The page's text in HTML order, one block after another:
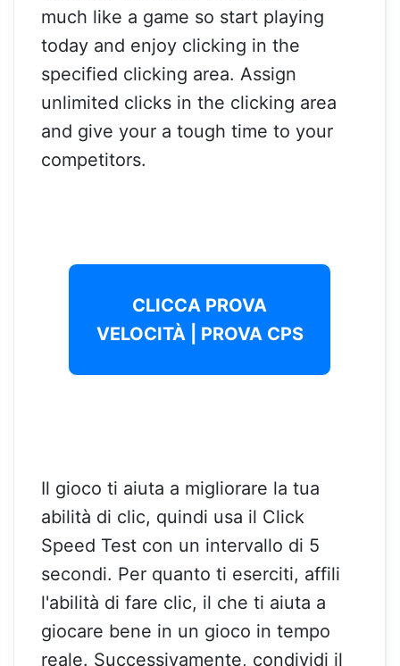
much like a game so start playing
today and enjoy clicking in the
specified clicking area. Assign
unlimited clicks in the clicking area
and give your a tough time to your
competitors.
CLICCA PROVA
VELOCITÀ | PROVA CPS
Il gioco ti aiuta a migliorare la tua
abilità di clic, quindi usa il Click
Speed Test con un intervallo di 5
secondi. Per quanto ti eserciti, affili
l'abilità di fare clic, il che ti aiuta a
giocare bene in un gioco in tempo
reale. Successivamente, condividi il